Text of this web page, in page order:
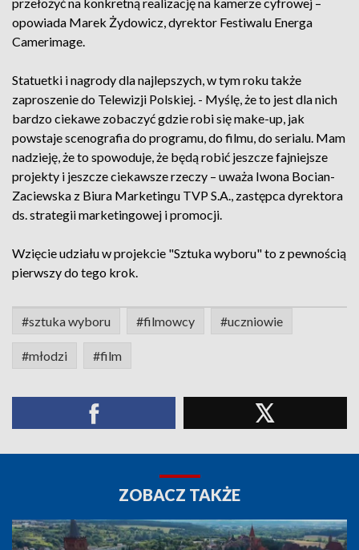
opowiada Marek Żydowicz, dyrektor Festiwalu Energa
Camerimage.
Statuetki i nagrody dla najlepszych, w tym roku także
zaproszenie do Telewizji Polskiej. - Myślę, że to jest dla nich
bardzo ciekawe zobaczyć gdzie robi się make-up, jak
powstaje scenografia do programu, do filmu, do serialu. Mam
nadzieję, że to spowoduje, że będą robić jeszcze fajniejsze
projekty i jeszcze ciekawsze rzeczy – uważa Iwona Bocian-
Zaciewska z Biura Marketingu TVP S.A., zastępca dyrektora
ds. strategii marketingowej i promocji.
Wzięcie udziału w projekcie "Sztuka wyboru" to z pewnością
pierwszy do tego krok.
#sztuka wyboru #filmowcy #uczniowie
#młodzi #film
ZOBACZ TAKŻE